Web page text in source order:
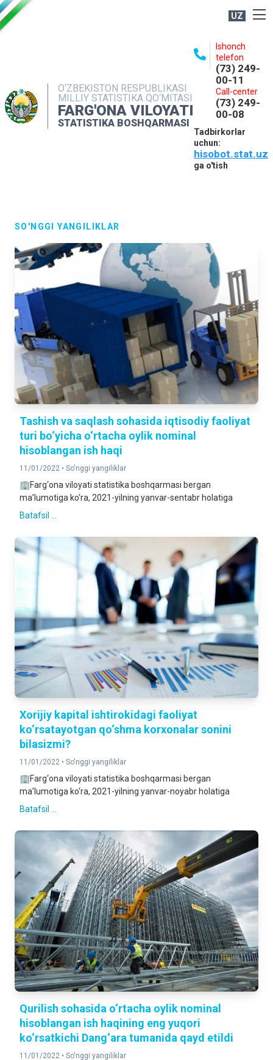
UZ
O‘ZBEKISTON RESPUBLIKASI
MILLIY STATISTIKA QO‘MITASI
FARG'ONA VILOYATI
STATISTIKA BOSHQARMASI
Ishonch
telefon
(73) 249-
00-11
Call-center
(73) 249-
00-08
Tadbirkorlar
uchun:
hisobot.stat.uz
ga o'tish
NASHRLAR
INTERAKTIV XIZMATLAR
MATBUOT XIZMATI
SO'NGGI YANGILIKLAR
Tashish va saqlash sohasida iqtisodiy faoliyat
turi bo‘yicha o‘rtacha oylik nominal
hisoblangan ish haqi
11/01/2022 • So'nggi yangiliklar
🏢Farg‘ona viloyati statistika boshqarmasi bergan
ma’lumotiga ko‘ra, 2021-yilning yanvar-sentabr holatiga
Batafsil ...
Xorijiy kapital ishtirokidagi faoliyat
ko‘rsatayotgan qo‘shma korxonalar sonini
bilasizmi?
11/01/2022 • So'nggi yangiliklar
🏢Farg‘ona viloyati statistika boshqarmasi bergan
ma’lumotiga ko‘ra, 2021-yilning yanvar-noyabr holatiga
Batafsil ...
Qurilish sohasida o‘rtacha oylik nominal
hisoblangan ish haqining eng yuqori
ko‘rsatkichi Dang‘ara tumanida qayd etildi
11/01/2022 • So'nggi yangiliklar